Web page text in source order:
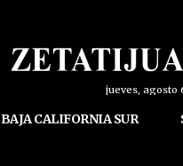
jueves, agosto
BAJA CALIFORNIA SUR